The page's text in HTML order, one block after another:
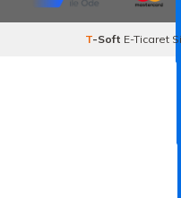
T-Soft E-Ticaret